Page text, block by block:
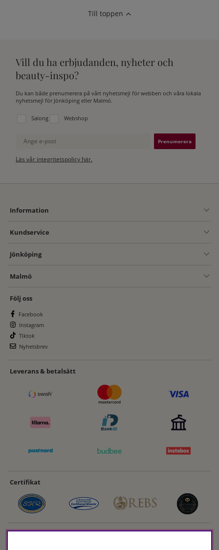
Till toppen
Vill du ha erbjudanden, nyheter och
beauty-inspo?
Du kan både prenumerera på vårt nyhetsmejl för webben och våra lokala
nyhetsmejl för Jönköping eller Malmö.
Välj vilken lista du vill prenumerera på:
Salong Webshop
Ange e-post
Läs vår integritetspolicy här.
Information
Kundservice
Jönköping
Malmö
Följ oss
Facebook
Instagram
Tiktok
Nyhetsbrev
Leverans & betalsätt
Certifikat